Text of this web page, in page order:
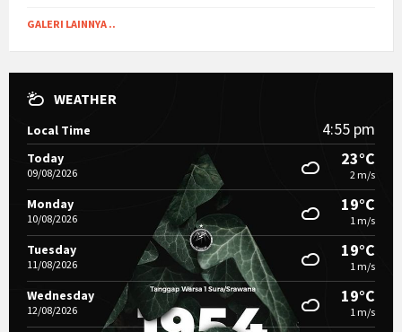
GALERI LAINNYA ..
WEATHER
Local Time 4:55 pm
Today
09/08/2026
23°C
2 m/s
Monday
10/08/2026
19°C
1 m/s
Tuesday
11/08/2026
19°C
1 m/s
Wednesday
12/08/2026
19°C
1 m/s